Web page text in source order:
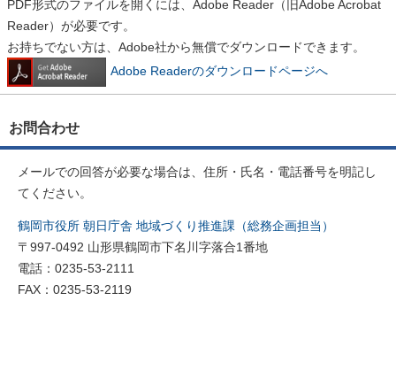
PDF形式のファイルを開くには、Adobe Reader（旧Adobe Acrobat
Reader）が必要です。
お持ちでない方は、Adobe社から無償でダウンロードできます。
Adobe Readerのダウンロードページへ
お問合わせ
メールでの回答が必要な場合は、住所・氏名・電話番号を明記し
てください。
鶴岡市役所 朝日庁舎 地域づくり推進課（総務企画担当）
〒997-0492 山形県鶴岡市下名川字落合1番地
電話：0235-53-2111
FAX：0235-53-2119